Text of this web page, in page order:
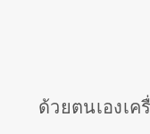
ด้วยตนเองเ